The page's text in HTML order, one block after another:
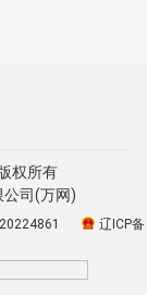
权所有
司(万网)
辽ICP备